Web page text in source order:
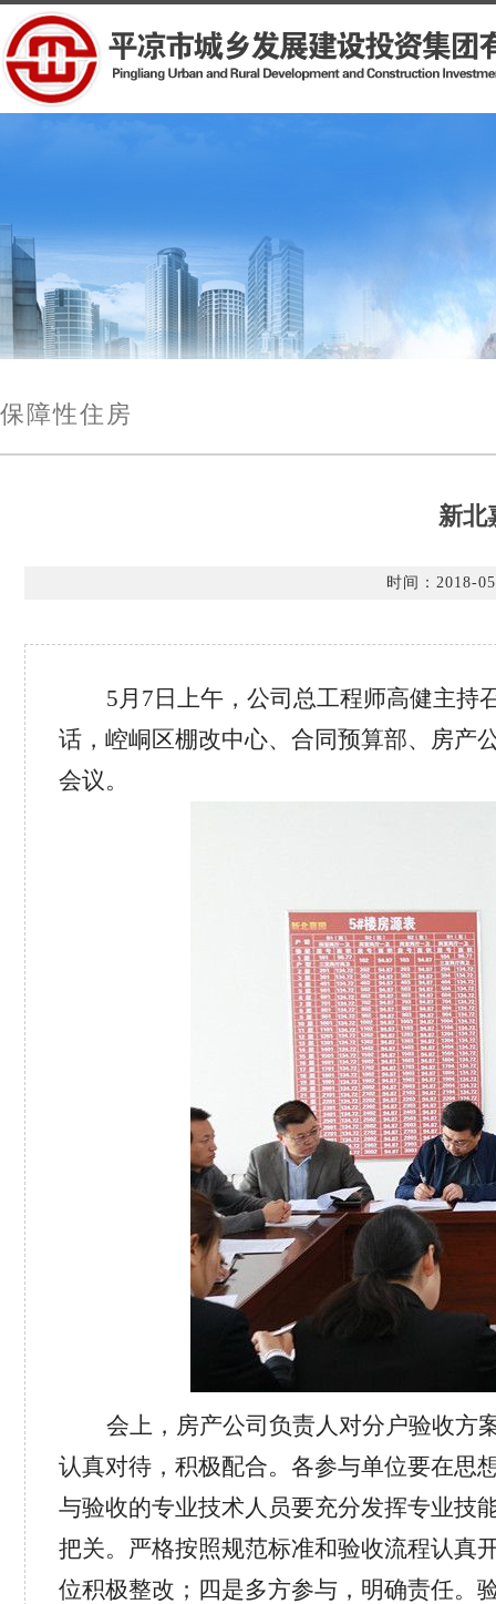
保障性住房
新北
时间：2018-
5月7日上午，公司总工程师高健主持
话，崆峒区棚改中心、合同预算部、房产
会议。
会上，房产公司负责人对分户验收方
认真对待，积极配合。各参与单位要在思
与验收的专业技术人员要充分发挥专业技
把关。严格按照规范标准和验收流程认真
位积极整改；四是多方参与，明确责任。